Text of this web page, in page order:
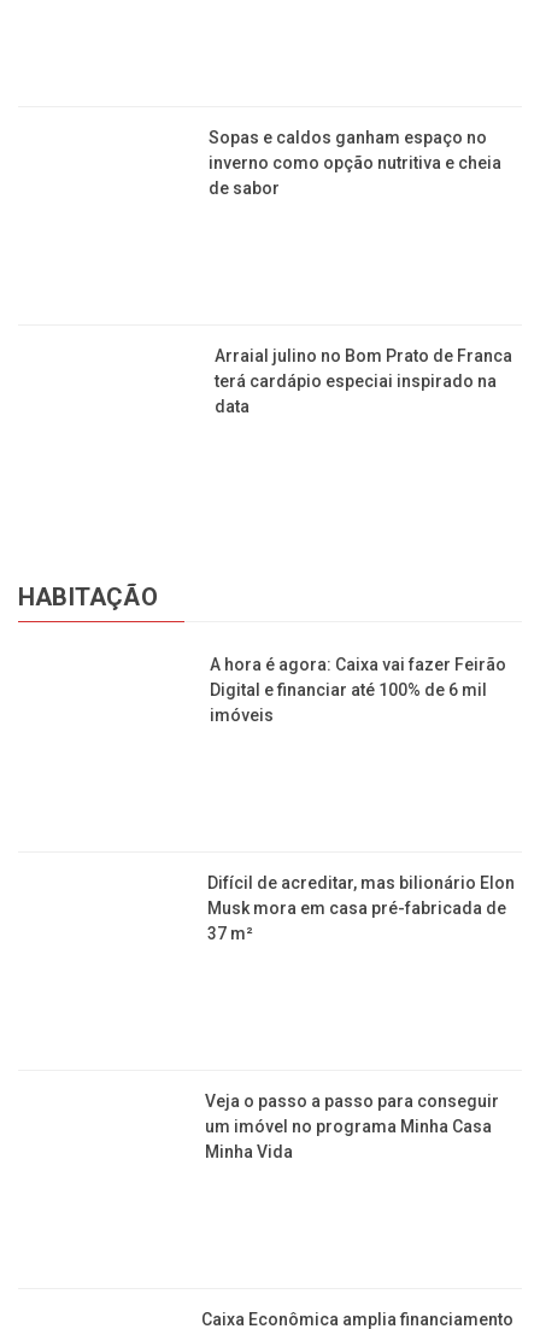
Sopas e caldos ganham espaço no
inverno como opção nutritiva e cheia
de sabor
Arraial julino no Bom Prato de Franca
terá cardápio especiai inspirado na
data
HABITAÇÃO
A hora é agora: Caixa vai fazer Feirão
Digital e financiar até 100% de 6 mil
imóveis
Difícil de acreditar, mas bilionário Elon
Musk mora em casa pré-fabricada de
37 m²
Veja o passo a passo para conseguir
um imóvel no programa Minha Casa
Minha Vida
Caixa Econômica amplia financiamento